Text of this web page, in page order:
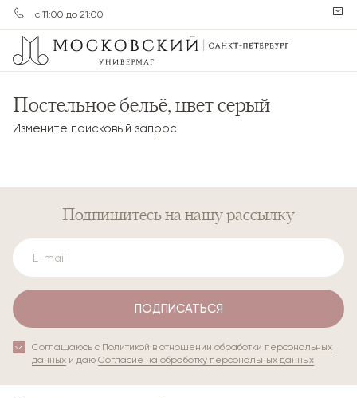
с 11:00 до 21:00
Постельное бельё, цвет серый
Измените поисковый запрос
Подпишитесь на нашу рассылку
ПОДПИСАТЬСЯ
Соглашаюсь с Политикой в отношении обработки персональных
данных и даю Согласие на обработку персональных данных